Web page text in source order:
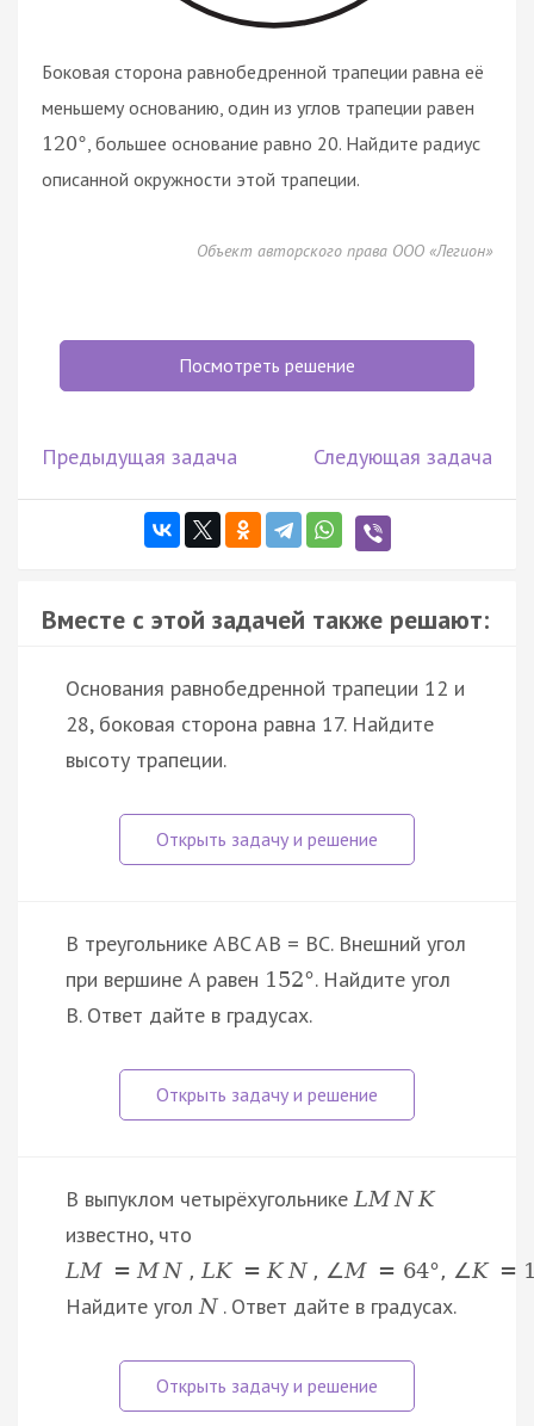
Боковая сторона равнобедренной трапеции равна её
меньшему основанию, один из углов трапеции равен
120° , большее основание равно 20. Найдите радиус
описанной окружности этой трапеции.
Объект авторского права ООО «Легион»
Посмотреть решение
Предыдущая задача Следующая задача
Вместе с этой задачей также решают:
Основания равнобедренной трапеции 12 и
28, боковая сторона равна 17. Найдите
высоту трапеции.
В треугольнике ABC AB = BC. Внешний угол
при вершине A равен 152°. Найдите угол
B. Ответ дайте в градусах.
В выпуклом четырёхугольникеLM N K
известно, что
LM = M N , LK = K N , ∠M = 64°, ∠K =
Найдите уголN . Ответ дайте в градусах.